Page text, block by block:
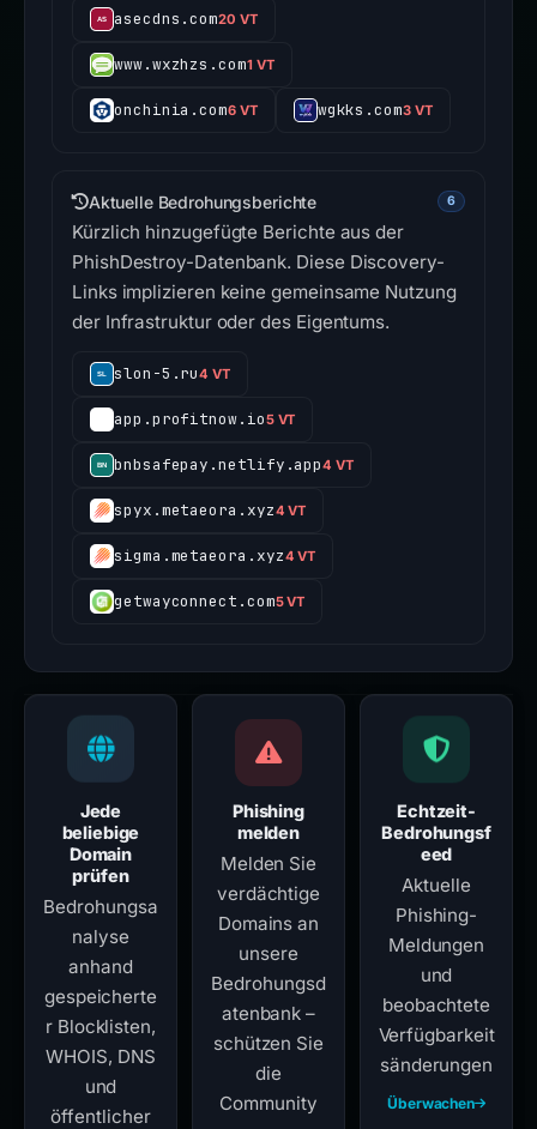
asecdns.com20 VT
www.wxzhzs.com1 VT
onchinia.com6 VT wgkks.com3 VT
Aktuelle Bedrohungsberichte 6
Kürzlich hinzugefügte Berichte aus der
PhishDestroy-Datenbank. Diese Discovery-
Links implizieren keine gemeinsame Nutzung
der Infrastruktur oder des Eigentums.
slon-5.ru4 VT
app.profitnow.io5 VT
bnbsafepay.netlify.app4 VT
spyx.metaeora.xyz4 VT
sigma.metaeora.xyz4 VT
getwayconnect.com5 VT
Jede
beliebige
Domain
prüfen
Bedrohungsa
nalyse
anhand
gespeicherte
r Blocklisten,
WHOIS, DNS
und
öffentlicher
Phishing
melden
Melden Sie
verdächtige
Domains an
unsere
Bedrohungsd
atenbank –
schützen Sie
die
Community
Echtzeit-
Bedrohungsf
eed
Aktuelle
Phishing-
Meldungen
und
beobachtete
Verfügbarkeit
sänderungen
Überwachen